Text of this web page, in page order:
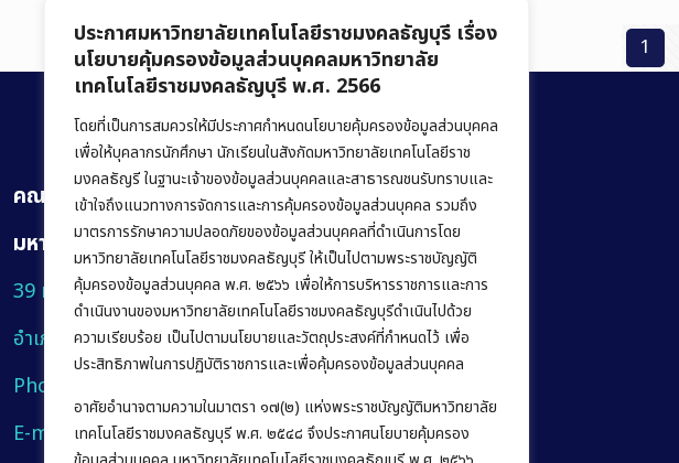
ประกาศมหาวิทยาลัยเทคโนโลยีราชมงคลธัญบุรี เรื่อง
นโยบายคุ้มครองข้อมูลส่วนบุคคลมหาวิทยาลัย
เทคโนโลยีราชมงคลธัญบุรี พ.ศ. 2566
โดยที่เป็นการสมควรให้มีประกาศกำหนดนโยบายคุ้มครองข้อมูลส่วนบุคคล
เพื่อให้บุคลากรนักศึกษา นักเรียนในสังกัดมหาวิทยาลัยเทคโนโลยีราช
มงคลธัญรี ในฐานะเจ้าของข้อมูลส่วนบุคคลและสาธารณชนรับทราบและ
เข้าใจถึงแนวทางการจัดการและการคุ้มครองข้อมูลส่วนบุคคล รวมถึง
มาตรการรักษาความปลอดภัยของข้อมูลส่วนบุคคลที่ดำเนินการโดย
มหาวิทยาลัยเทคโนโลยีราชมงคลธัญบุรี ให้เป็นไปตามพระราชบัญญัติ
คุ้มครองข้อมูลส่วนบุคคล พ.ศ. ๒๕๖๖ เพื่อให้การบริหารราชการและการ
ดำเนินงานของมหาวิทยาลัยเทคโนโลยีราชมงคลธัญบุรีดำเนินไปด้วย
ความเรียบร้อย เป็นไปตามนโยบายและวัตถุประสงค์ที่กำหนดไว้ เพื่อ
ประสิทธิภาพในการปฏิบัติราชการและเพื่อคุ้มครองข้อมูลส่วนบุคคล
อาศัยอำนาจตามความในมาตรา ๑๗(๒) แห่งพระราชบัญญัติมหาวิทยาลัย
เทคโนโลยีราชมงคลธัญบุรี พ.ศ. ๒๕๔๘ จึงประกาศนโยบายคุ้มครอง
1
คณะบริหารธุรกิจ
มหาวิทยาลัยเทคโนโลยีราชมงคลธัญบุรี
39 หมู่ 1 ถนนรังสิต-นครนายก ตำบลคลองหก
อำเภอคลองหลวง จังหวัดปทุมธานี 12120
Phone:
E-mail:bus@rmutt.ac.th